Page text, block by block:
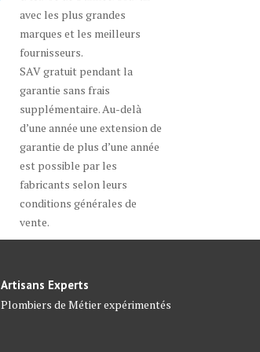
avec les plus grandes
marques et les meilleurs
fournisseurs.
SAV gratuit pendant la
garantie sans frais
supplémentaire. Au-delà
d’une année une extension de
garantie de plus d’une année
est possible par les
fabricants selon leurs
conditions générales de
vente.
Artisans Experts
Plombiers de Métier expérimentés